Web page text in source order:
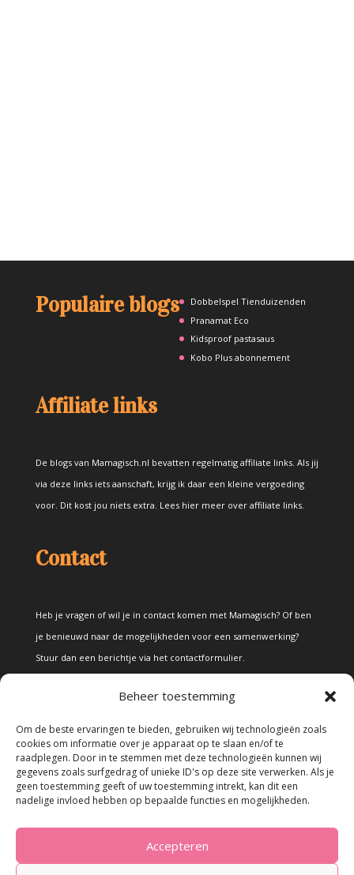
Beheer toestemming
Om de beste ervaringen te bieden, gebruiken wij technologieën zoals
cookies om informatie over je apparaat op te slaan en/of te
raadplegen. Door in te stemmen met deze technologieën kunnen wij
gegevens zoals surfgedrag of unieke ID's op deze site verwerken. Als je
geen toestemming geeft of uw toestemming intrekt, kan dit een
nadelige invloed hebben op bepaalde functies en mogelijkheden.
Accepteren
Populaire blogs
Dobbelspel Tienduizenden
Pranamat Eco
Kidsproof pastasaus
Kobo Plus abonnement
Affiliate links
De blogs van Mamagisch.nl bevatten regelmatig affiliate links. Als jij
via deze links iets aanschaft, krijg ik daar een kleine vergoeding
voor. Dit kost jou niets extra. Lees hier meer over affiliate links.
Contact
Heb je vragen of wil je in contact komen met Mamagisch? Of ben
je benieuwd naar de mogelijkheden voor een samenwerking?
Stuur dan een berichtje via het contactformulier.
Alle teksten en foto's op deze site zijn eigendom van Mamagisch.
Teksten en foto's van Mamagisch mogen onder geen beding
zonder toestemming worden overgenomen. Wanneer er gebruik
wordt gemaakt van teksten en foto's van derden, zal dit
uitdrukkelijk worden vermeld.